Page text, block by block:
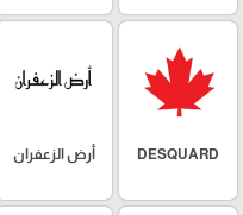
DESQUARD أرض الزعفران